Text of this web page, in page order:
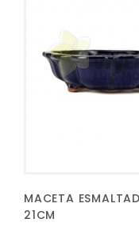
MACETA
21CM